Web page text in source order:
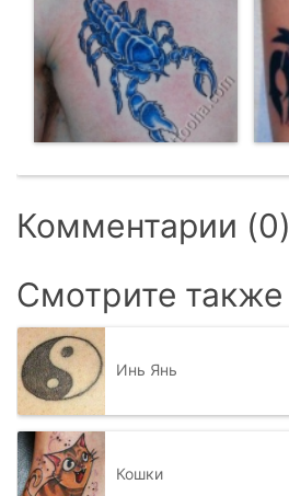
Комментарии (0)
Смотрите также
Инь Янь
Кошки